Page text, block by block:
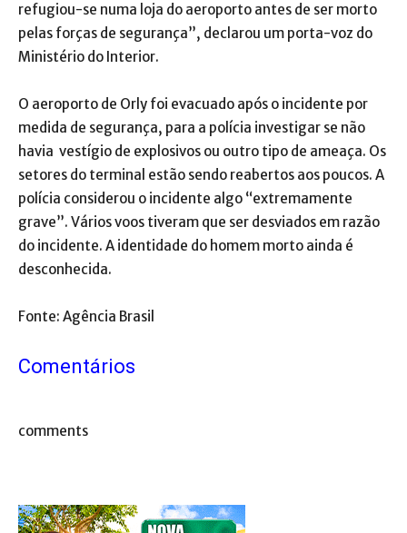
refugiou-se numa loja do aeroporto antes de ser morto
pelas forças de segurança”, declarou um porta-voz do
Ministério do Interior.
O aeroporto de Orly foi evacuado após o incidente por
medida de segurança, para a polícia investigar se não
havia vestígio de explosivos ou outro tipo de ameaça. Os
setores do terminal estão sendo reabertos aos poucos. A
polícia considerou o incidente algo “extremamente
grave”. Vários voos tiveram que ser desviados em razão
do incidente. A identidade do homem morto ainda é
desconhecida.
Fonte: Agência Brasil
Comentários
comments